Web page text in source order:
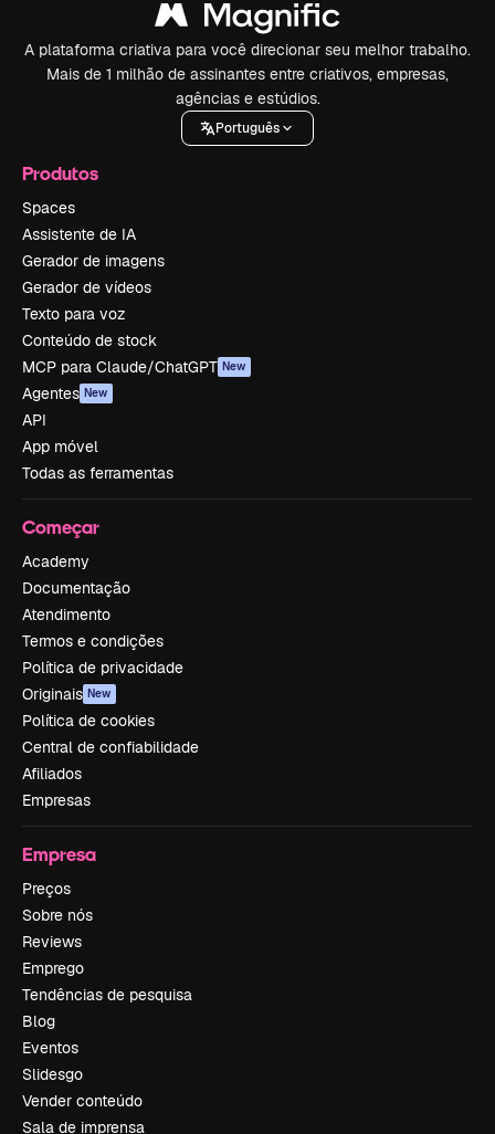
A plataforma criativa para você direcionar seu melhor trabalho.
Mais de 1 milhão de assinantes entre criativos, empresas,
agências e estúdios.
Português
Produtos
Spaces
Assistente de IA
Gerador de imagens
Gerador de vídeos
Texto para voz
Conteúdo de stock
MCP para Claude/ChatGPT New
Agentes New
API
App móvel
Todas as ferramentas
Começar
Academy
Documentação
Atendimento
Termos e condições
Política de privacidade
Originais New
Política de cookies
Central de confiabilidade
Afiliados
Empresas
Empresa
Preços
Sobre nós
Reviews
Emprego
Tendências de pesquisa
Blog
Eventos
Slidesgo
Vender conteúdo
Sala de imprensa